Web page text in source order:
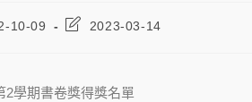
10-09 2023-03-14
2學期書卷獎得獎名單